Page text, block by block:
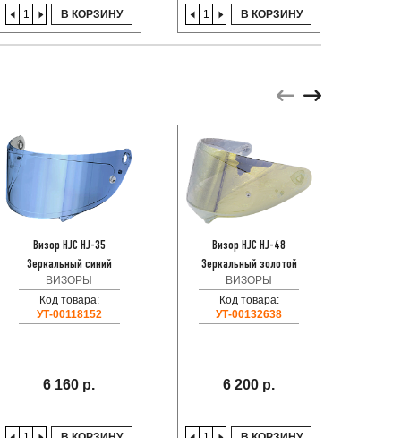
В КОРЗИНУ В КОРЗИНУ
Визор HJC HJ-35
Зеркальный синий
ВИЗОРЫ
Код товара:
УТ-00118152
6 160 р.
Визор HJC HJ-48
Зеркальный золотой
ВИЗОРЫ
Код товара:
УТ-00132638
6 200 р.